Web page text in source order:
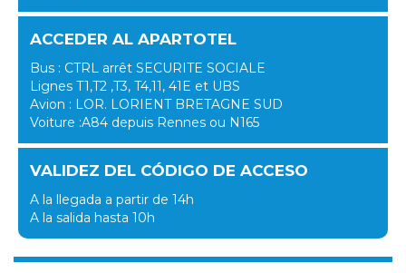
ACCEDER AL APARTOTEL
Bus : CTRL arrêt SECURITE SOCIALE
Lignes T1,T2 ,T3, T4,11, 41E et UBS
Avion : LOR. LORIENT BRETAGNE SUD
Voiture :A84 depuis Rennes ou N165
VALIDEZ DEL CÓDIGO DE ACCESO
A la llegada a partir de 14h
A la salida hasta 10h